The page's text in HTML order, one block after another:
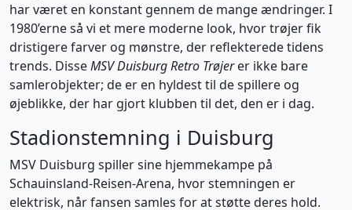
har været en konstant gennem de mange ændringer. I
1980’erne så vi et mere moderne look, hvor trøjer fik
dristigere farver og mønstre, der reflekterede tidens
trends. DisseMSV Duisburg Retro Trøjerer ikke bare
samlerobjekter; de er en hyldest til de spillere og
øjeblikke, der har gjort klubben til det, den er i dag.
Stadionstemning i Duisburg
MSV Duisburg spiller sine hjemmekampe på
Schauinsland-Reisen-Arena, hvor stemningen er
elektrisk, når fansen samles for at støtte deres hold.